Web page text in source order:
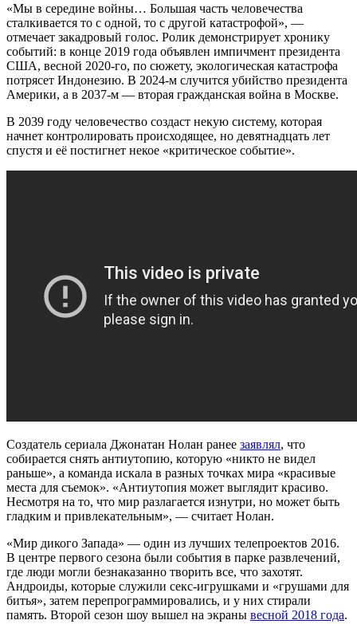
«Мы в середине войны… Большая часть человечества
сталкивается то с одной, то с другой катастрофой», —
отмечает закадровый голос. Ролик демонстрирует хронику
событий: в конце 2019 года объявлен импичмент президента
США, весной 2020-го, по сюжету, экологическая катастрофа
потрясет Индонезию. В 2024-м случится убийство президента
Америки, а в 2037-м — вторая гражданская война в Москве.
В 2039 году человечество создаст некую систему, которая
начнет контролировать происходящее, но девятнадцать лет
спустя и её постигнет некое «критическое событие».
Создатель сериала Джонатан Нолан ранее заявлял, что
собирается снять антиутопию, которую «никто не видел
раньше», а команда искала в разных точках мира «красивые
места для съемок». «Антиутопия может выглядит красиво.
Несмотря на то, что мир разлагается изнутри, но может быть
гладким и привлекательным», — считает Нолан.
«Мир дикого Запада» — один из лучших телепроектов 2016.
В центре первого сезона были события в парке развлечений,
где люди могли безнаказанно творить все, что захотят.
Андроиды, которые служили секс-игрушками и «грушами для
битья», затем перепрограммировались, и у них стирали
память. Второй сезон шоу вышел на экраны весной 2018 года.